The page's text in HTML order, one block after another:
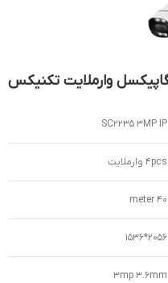
SC2235 3MP IP
4pcs وارملایت
40 meter
2056*1536
3mp 3.6mm